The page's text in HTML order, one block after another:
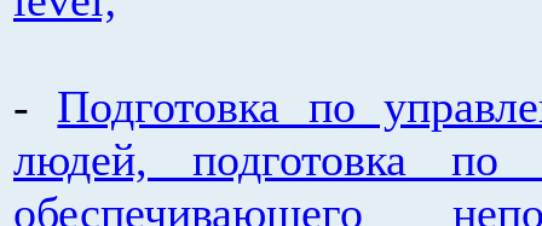
- Подготовка по
людей, подготовка по
обеспечивающего